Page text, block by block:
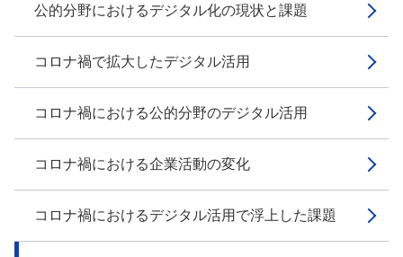
公的分野におけるデジタル化の現状と課題
コロナ禍で拡大したデジタル活用
コロナ禍における公的分野のデジタル活用
コロナ禍における企業活動の変化
コロナ禍におけるデジタル活用で浮上した課題